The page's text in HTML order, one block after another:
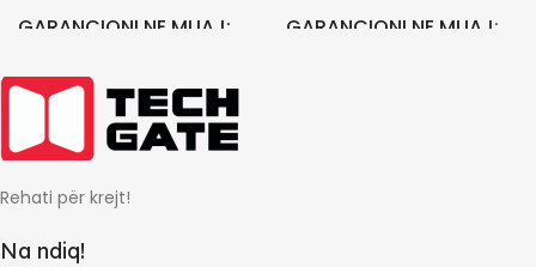
GARANCIONI NE MUAJ
12
GARANCIONI NE MUAJ
Rehati për krejt!
Na ndiq!